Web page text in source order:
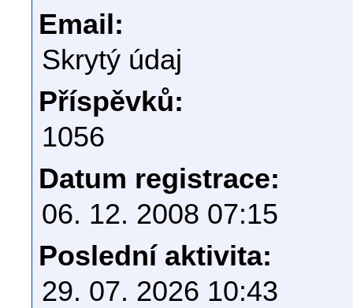
Email:
Skrytý údaj
Příspěvků:
1056
Datum registrace:
06. 12. 2008 07:15
Poslední aktivita:
29. 07. 2026 10:43